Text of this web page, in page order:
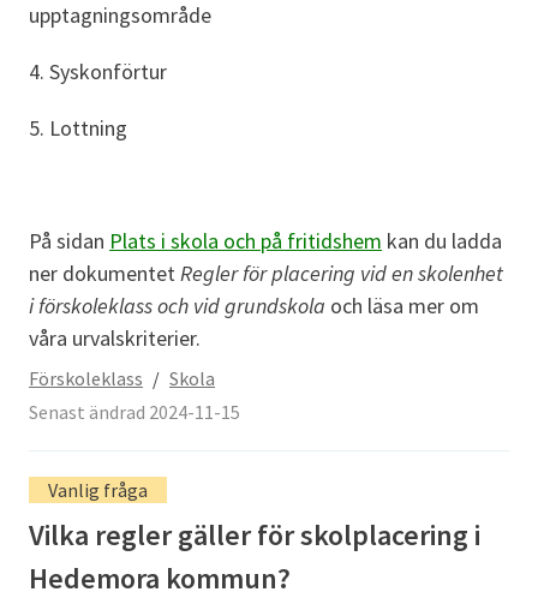
upptagningsområde
4. Syskonförtur
5. Lottning
På sidan Plats i skola och på fritidshem kan du ladda
ner dokumentetRegler för placering vid en skolenhet
i förskoleklass och vid grundskola och läsa mer om
våra urvalskriterier.
Förskoleklass / Skola
Senast ändrad 2024-11-15
Vanlig fråga
Vilka regler gäller för skolplacering i
Hedemora kommun?